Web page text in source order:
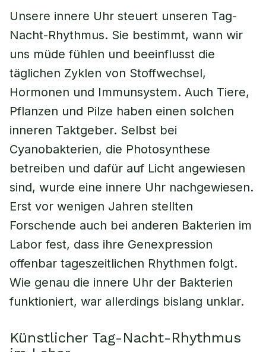
Unsere innere Uhr steuert unseren Tag-
Nacht-Rhythmus. Sie bestimmt, wann wir
uns müde fühlen und beeinflusst die
täglichen Zyklen von Stoffwechsel,
Hormonen und Immunsystem. Auch Tiere,
Pflanzen und Pilze haben einen solchen
inneren Taktgeber. Selbst bei
Cyanobakterien, die Photosynthese
betreiben und dafür auf Licht angewiesen
sind, wurde eine innere Uhr nachgewiesen.
Erst vor wenigen Jahren stellten
Forschende auch bei anderen Bakterien im
Labor fest, dass ihre Genexpression
offenbar tageszeitlichen Rhythmen folgt.
Wie genau die innere Uhr der Bakterien
funktioniert, war allerdings bislang unklar.
Künstlicher Tag-Nacht-Rhythmus